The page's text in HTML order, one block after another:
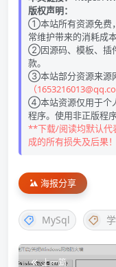
版权声明：
①本站所有资源免费
常维护带来的消耗成
②因源码、模板、插
款。
③本站部分资源来源
（
④本站资源仅用于个
程序。使用非正版程
**下载/阅读均默认代
成的所有损失及后果！
海报分享
MySql
上一篇